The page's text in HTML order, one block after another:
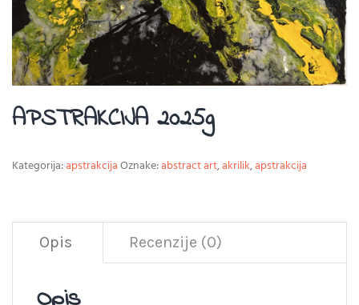
APSTRAKCIJA 2025g
Kategorija:apstrakcijaOznake:abstract art,akrilik,apstrakcija
Opis Recenzije (0)